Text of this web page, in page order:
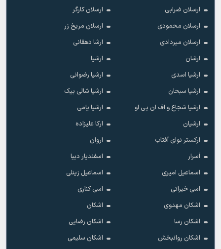
ارسلان ضرابی
ارسلان کارگر
ارسلان محمودی
ارسلان مریخ زر
ارسلان میردادی
ارشا دهقانی
ارشان
ارشیا
ارشیا اسدی
ارشیا رضوانی
ارشیا سبحان
ارشیا شالی بیک
ارشیا شجاع و اف ان پی او
ارشیا یامی
ارشیان
ارکا علیزاده
ارکستر نوای آفتاب
اروان
اَسرار
اسفندیار دیبا
اسماعیل امیری
اسماعیل زینلی
اسی خیراتی
اسی کناری
اشکان مهدوى
اشکان
اشکان رسا
اشکان رضایی
اشکان روانبخش
اشکان سلیمی